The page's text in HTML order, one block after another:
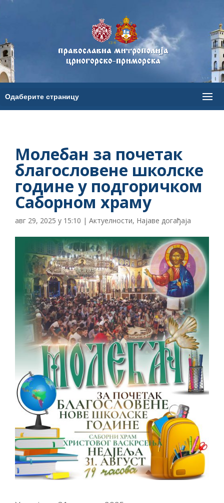
Молебан за почетак
благословене школске
године у подгоричком
Саборном храму
авг 29, 2025 у 15:10 | Актуелности, Најаве догађаја